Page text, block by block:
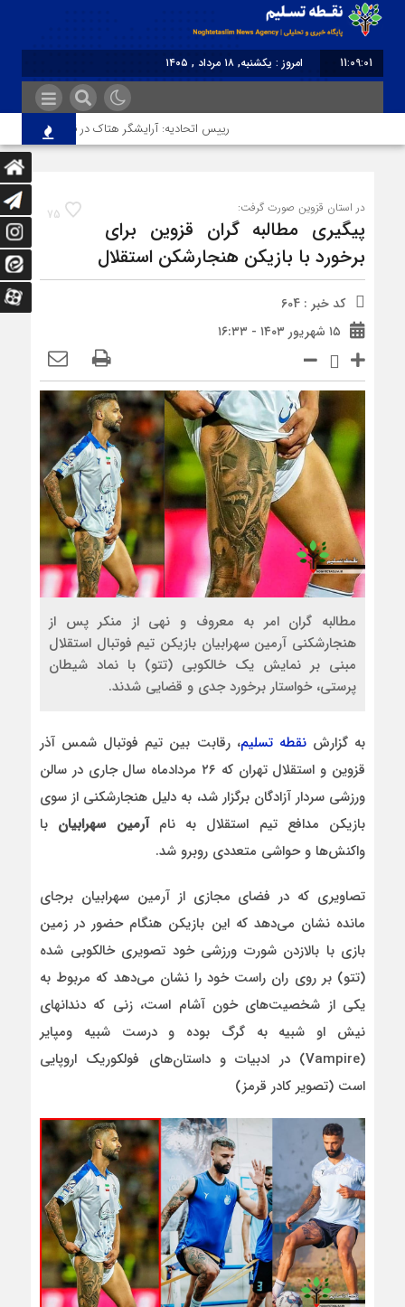
11:09:01
امروز : یکشنبه, ۱۸ مرداد , ۱۴۰۵
رییس اتحادیه: آرایشگر هتاک در قزوین عضو اتحادیه
75 در استان قزوین صورت گرفت:
پیگیری مطالبه گران قزوین برای
برخورد با بازیکن هنجارشکن استقلال
کد خبر : 604
۱۵ شهریور ۱۴۰۳ - ۱۶:۳۳
مطالبه گران امر به معروف و نهی از منکر پس از
هنجارشکنی آرمین سهرابیان بازیکن تیم فوتبال استقلال
مبنی بر نمایش یک خالکوبی (تتو) با نماد شیطان
پرستی، خواستار برخورد جدی و قضایی شدند.
به گزارشنقطه تسلیم، رقابت بین تیم فوتبال شمس آذر
قزوین و استقلال تهران که ۲۶ مردادماه سال جاری در سالن
ورزشی سردار آزادگان برگزار شد، به دلیل هنجارشکنی از سوی
بازیکن مدافع تیم استقلال به نامآرمین سهرابیان با
واکنش‌ها و حواشی متعددی روبرو شد.
تصاویری که در فضای مجازی از آرمین سهرابیان برجای
مانده نشان می‌دهد که این بازیکن هنگام حضور در زمین
بازی با بالازدن شورت ورزشی خود تصویری خالکوبی شده
(تتو) بر روی ران راست خود را نشان می‌دهد که مربوط به
یکی از شخصیت‌های خون آشام است، زنی که دندانهای
نیش او شبیه به گرگ بوده و درست شبیه ومپایر
(Vampire) در ادبیات و داستان‌های فولکوریک اروپایی
است (تصویر کادر قرمز)